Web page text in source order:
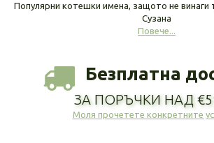
Популярни котешки имена, защото не винаги
Сузана
Повече...
Безплатна
ЗА ПОРЪЧКИ НАД
Моля прочетете конкретните